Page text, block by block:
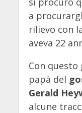
a
rilievo con
aveva 22
Con
papà del
Gerald
alcune